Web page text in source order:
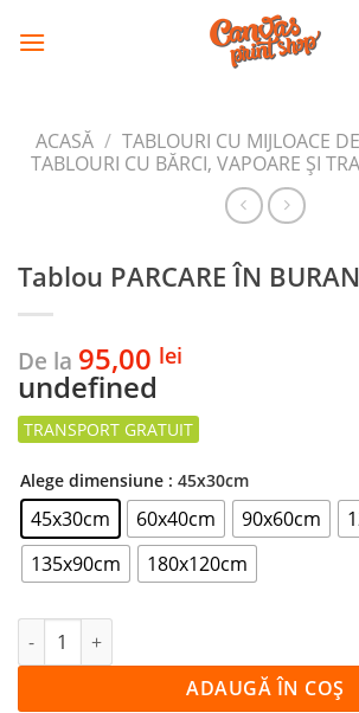
CANVAS
PRINT SHOP
ACASĂ / TABLOURI CU MIJLOACE
TABLOURI CU BĂRCI, VAPOARE ȘI
Tablou PARCARE ÎN
De la 95,00 lei
undefined
Alege dimensiune : 45x30cm
45x30cm 60x40cm 90x60cm
135x90cm
180x120cm
Cantitate Tablou PARCARE ÎN BURANO
ADAUGĂ ÎN COȘ